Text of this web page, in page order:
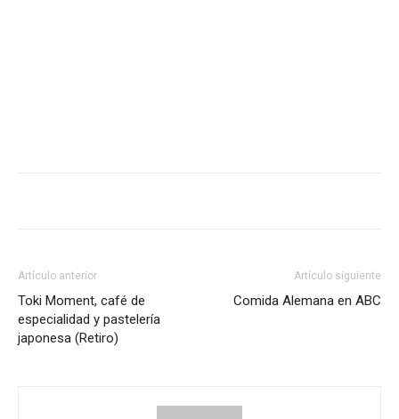
Artículo anterior
Toki Moment, café de
especialidad y pastelería
japonesa (Retiro)
Artículo siguiente
Comida Alemana en ABC